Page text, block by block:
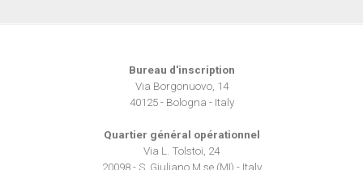
raccolto dal suo utilizzo dei loro servizi.
Bureau d'inscription
Via Borgonuovo, 14
40125 - Bologna - Italy
Quartier général opérationnel
Via L. Tolstoi, 24
20098 - S. Giuliano M.se (MI) - Italy